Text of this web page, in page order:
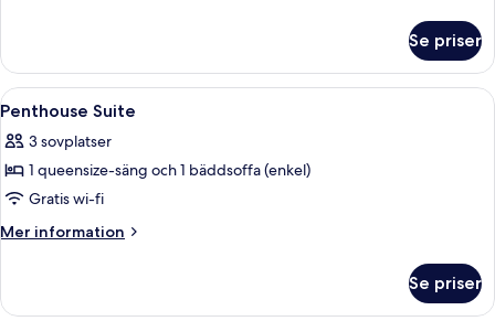
Studio
City
View
Se priser
Öppna
alla
foton
för
Penthouse
Suite
Ett hotellrum med en stor säng, en
10
Penthouse Suite
3 sovplatser
1 queensize-säng och 1 bäddsoffa (enkel)
Gratis wi-fi
Mer information
Mer
Suite
Se priser